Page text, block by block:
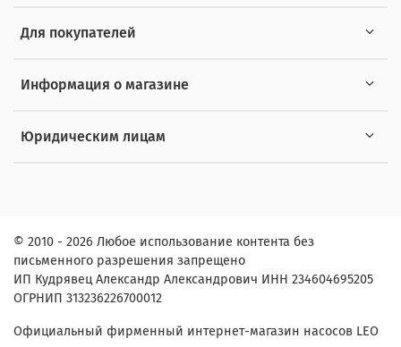
Для покупателей
Информация о магазине
Юридическим лицам
© 2010 - 2026 Любое использование контента без
письменного разрешения запрещено
ИП Кудрявец Александр Александрович ИНН 234604695205
ОГРНИП 313236226700012
Официальный фирменный интернет-магазин насосов LEO